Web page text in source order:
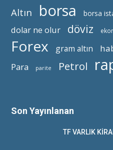
Altın borsa borsa
dolar ne olur döviz
Forex gram altın
Para parite Petrol
Son Yayınlanan
TF VARLIK